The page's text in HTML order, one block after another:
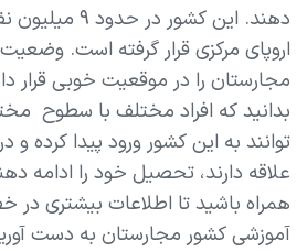
دهند. این کشور
اروپای مرکزی قرار گرفته است.
مجارستان را در موقعیت خوبی
بدانید که افراد مختلف با سطوح
توانند به این کشور ورود پیدا کرده و
علاقه دارند، تحصیل خود را ادامه
همراه باشید تا اطلاعات بیشتری
آموزشی کشور مجارستان به دست